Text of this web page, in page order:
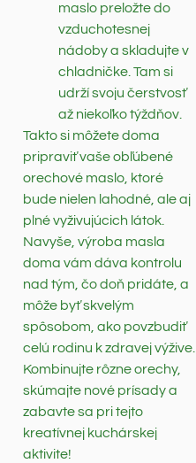
maslo preložte do
vzduchotesnej
nádoby a skladujte v
chladničke. Tam si
udrží svoju čerstvosť
až niekoľko týždňov.
Takto si môžete doma
pripraviť vaše obľúbené
orechové maslo, ktoré
bude nielen lahodné, ale aj
plné vyživujúcich látok.
Navyše, výroba masla
doma vám dáva kontrolu
nad tým, čo doň pridáte, a
môže byť skvelým
spôsobom, ako povzbudiť
celú rodinu k zdravej výžive.
Kombinujte rôzne orechy,
skúmajte nové prísady a
zabavte sa pri tejto
kreatívnej kuchárskej
aktivite!